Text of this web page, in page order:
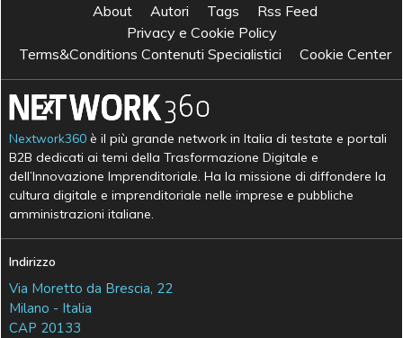
About Autori Tags
Rss Feed
Privacy e Cookie Policy
Terms&Conditions Contenuti Specialistici
Cookie Center
Nextwork360 è il più grande network in Italia di testate e portali
B2B dedicati ai temi della Trasformazione Digitale e
dell’Innovazione Imprenditoriale. Ha la missione di diffondere la
cultura digitale e imprenditoriale nelle imprese e pubbliche
amministrazioni italiane.
Indirizzo
Via Moretto da Brescia, 22
Milano - Italia
CAP 20133